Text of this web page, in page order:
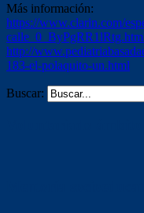
Más información:
https://www.clarin.com/
http://
183-el-polaquito-un.html
Buscar: